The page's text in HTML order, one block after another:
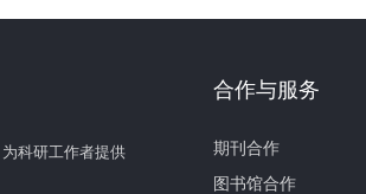
科研工作者提供
合作与服务
期刊合作
图书馆合作